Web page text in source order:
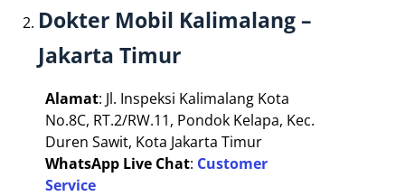
Dokter Mobil Kalimalang –
Jakarta Timur
Alamat: Jl. Inspeksi Kalimalang Kota
No.8C, RT.2/RW.11, Pondok Kelapa, Kec.
Duren Sawit, Kota Jakarta Timur
WhatsApp Live Chat: Customer
Service